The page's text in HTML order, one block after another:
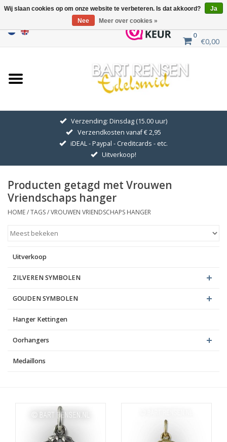
0
€0,00
Home
Uitverkoop
GOUDEN SYMBOLEN
Hanger Kettingen
Oorhangers
Verzending: Dinsdag (15.00 uur)
Verzendkosten vanaf € 2,95
iDEAL - Paypal - Creditcards - etc.
Uitverkoop!
Producten getagd met Vrouwen
Vriendschaps hanger
HOME/TAGS/VROUWEN VRIENDSCHAPS HANGER
Uitverkoop
ZILVEREN SYMBOLEN
GOUDEN SYMBOLEN
Hanger Kettingen
Oorhangers
Medaillons
Wij slaan cookies op om onze website te verbeteren. Is dat akkoord?
Ja
Nee
Meer over cookies »